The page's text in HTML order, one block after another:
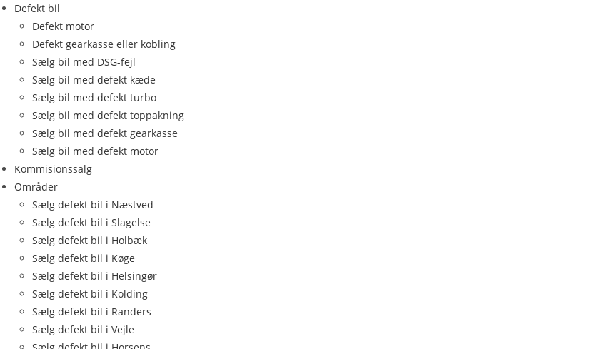
Defekt bil
Defekt motor
Defekt gearkasse eller kobling
Sælg bil med DSG-fejl
Sælg bil med defekt kæde
Sælg bil med defekt turbo
Sælg bil med defekt toppakning
Sælg bil med defekt gearkasse
Sælg bil med defekt motor
Kommisionssalg
Områder
Sælg defekt bil i Næstved
Sælg defekt bil i Slagelse
Sælg defekt bil i Holbæk
Sælg defekt bil i Køge
Sælg defekt bil i Helsingør
Sælg defekt bil i Kolding
Sælg defekt bil i Randers
Sælg defekt bil i Vejle